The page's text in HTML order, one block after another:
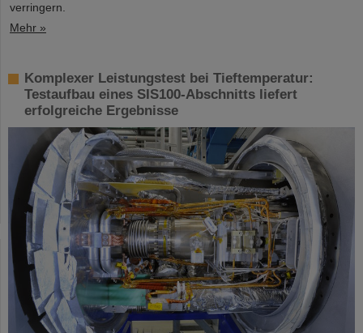
verringern.
Mehr »
Komplexer Leistungstest bei Tieftemperatur:
Testaufbau eines SIS100-Abschnitts liefert
erfolgreiche Ergebnisse